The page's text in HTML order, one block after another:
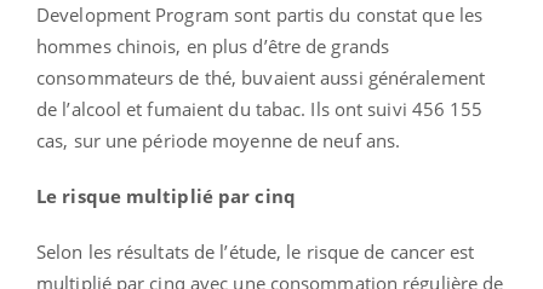
Development Program sont partis du constat que les
hommes chinois, en plus d’être de grands
consommateurs de thé, buvaient aussi généralement
de l’alcool et fumaient du tabac. Ils ont suivi 456 155
cas, sur une période moyenne de neuf ans.
Le risque multiplié par cinq
Selon les résultats de l’étude, le risque de cancer est
multiplié par cinq avec une consommation régulière de